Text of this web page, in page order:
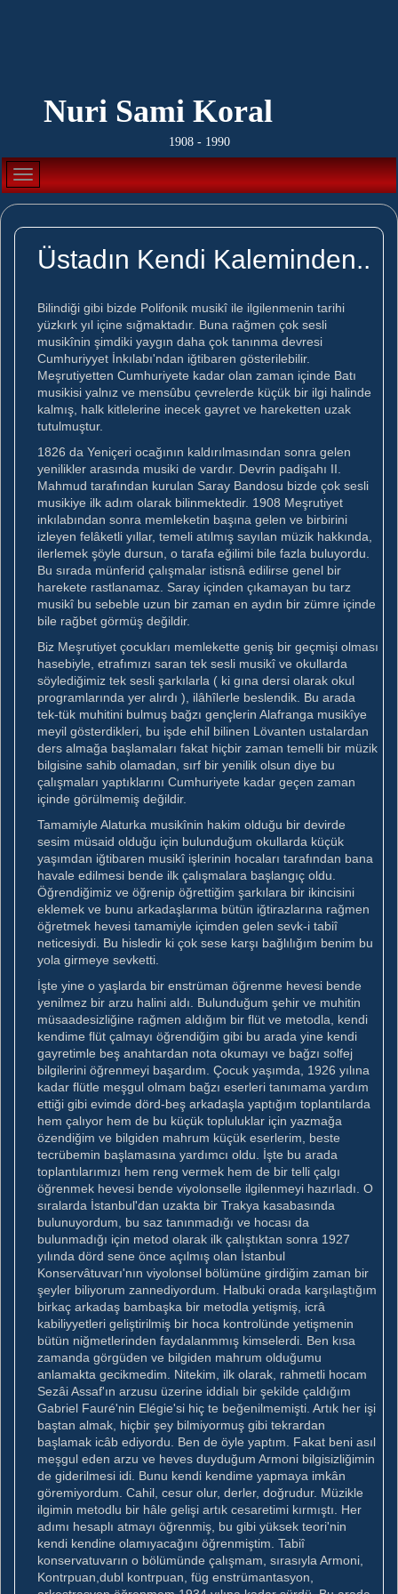
Nuri Sami Koral
1908 - 1990
Üstadın Kendi Kaleminden..
Bilindiği gibi bizde Polifonik musikî ile ilgilenmenin tarihi
yüzkırk yıl içine sığmaktadır. Buna rağmen çok sesli
musikînin şimdiki yaygın daha çok tanınma devresi
Cumhuriyyet İnkılabı'ndan iğtibaren gösterilebilir.
Meşrutiyetten Cumhuriyete kadar olan zaman içinde Batı
musikisi yalnız ve mensûbu çevrelerde küçük bir ilgi halinde
kalmış, halk kitlelerine inecek gayret ve hareketten uzak
tutulmuştur.
1826 da Yeniçeri ocağının kaldırılmasından sonra gelen
yenilikler arasında musiki de vardır. Devrin padişahı II.
Mahmud tarafından kurulan Saray Bandosu bizde çok sesli
musikiye ilk adım olarak bilinmektedir. 1908 Meşrutiyet
inkılabından sonra memleketin başına gelen ve birbirini
izleyen felâketli yıllar, temeli atılmış sayılan müzik hakkında,
ilerlemek şöyle dursun, o tarafa eğilimi bile fazla buluyordu.
Bu sırada münferid çalışmalar istisnâ edilirse genel bir
harekete rastlanamaz. Saray içinden çıkamayan bu tarz
musikî bu sebeble uzun bir zaman en aydın bir zümre içinde
bile rağbet görmüş değildir.
Biz Meşrutiyet çocukları memlekette geniş bir geçmişi olması
hasebiyle, etrafımızı saran tek sesli musikî ve okullarda
söylediğimiz tek sesli şarkılarla ( ki gına dersi olarak okul
programlarında yer alırdı ), ilâhîlerle beslendik. Bu arada
tek-tük muhitini bulmuş bağzı gençlerin Alafranga musikîye
meyil gösterdikleri, bu işde ehil bilinen Lövanten ustalardan
ders almağa başlamaları fakat hiçbir zaman temelli bir müzik
bilgisine sahib olamadan, sırf bir yenilik olsun diye bu
çalışmaları yaptıklarını Cumhuriyete kadar geçen zaman
içinde görülmemiş değildir.
Tamamiyle Alaturka musikînin hakim olduğu bir devirde
sesim müsaid olduğu için bulunduğum okullarda küçük
yaşımdan iğtibaren musikî işlerinin hocaları tarafından bana
havale edilmesi bende ilk çalışmalara başlangıç oldu.
Öğrendiğimiz ve öğrenip öğrettiğim şarkılara bir ikincisini
eklemek ve bunu arkadaşlarıma bütün iğtirazlarına rağmen
öğretmek hevesi tamamiyle içimden gelen sevk-i tabiî
neticesiydi. Bu hisledir ki çok sese karşı bağlılığım benim bu
yola girmeye sevketti.
İşte yine o yaşlarda bir enstrüman öğrenme hevesi bende
yenilmez bir arzu halini aldı. Bulunduğum şehir ve muhitin
müsaadesizliğine rağmen aldığım bir flüt ve metodla, kendi
kendime flüt çalmayı öğrendiğim gibi bu arada yine kendi
gayretimle beş anahtardan nota okumayı ve bağzı solfej
bilgilerini öğrenmeyi başardım. Çocuk yaşımda, 1926 yılına
kadar flütle meşgul olmam bağzı eserleri tanımama yardım
ettiği gibi evimde dörd-beş arkadaşla yaptığım toplantılarda
hem çalıyor hem de bu küçük topluluklar için yazmağa
özendiğim ve bilgiden mahrum küçük eserlerim, beste
tecrübemin başlamasına yardımcı oldu. İşte bu arada
toplantılarımızı hem reng vermek hem de bir telli çalgı
öğrenmek hevesi bende viyolonselle ilgilenmeyi hazırladı. O
sıralarda İstanbul'dan uzakta bir Trakya kasabasında
bulunuyordum, bu saz tanınmadığı ve hocası da
bulunmadığı için metod olarak ilk çalıştıktan sonra 1927
yılında dörd sene önce açılmış olan İstanbul
Konservâtuvarı'nın viyolonsel bölümüne girdiğim zaman bir
şeyler biliyorum zannediyordum. Halbuki orada karşılaştığım
birkaç arkadaş bambaşka bir metodla yetişmiş, icrâ
kabiliyyetleri geliştirilmiş bir hoca kontrolünde yetişmenin
bütün niğmetlerinden faydalanmmış kimselerdi. Ben kısa
zamanda görgüden ve bilgiden mahrum olduğumu
anlamakta gecikmedim. Nitekim, ilk olarak, rahmetli hocam
Sezâi Assaf'ın arzusu üzerine iddialı bir şekilde çaldığım
Gabriel Fauré'nin Elégie'si hiç te beğenilmemişti. Artık her işi
baştan almak, hiçbir şey bilmiyormuş gibi tekrardan
başlamak icâb ediyordu. Ben de öyle yaptım. Fakat beni asıl
meşgul eden arzu ve heves duyduğum Armoni bilgisizliğimin
de giderilmesi idi. Bunu kendi kendime yapmaya imkân
göremiyordum. Cahil, cesur olur, derler, doğrudur. Müzikle
ilgimin metodlu bir hâle gelişi artık cesaretimi kırmıştı. Her
adımı hesaplı atmayı öğrenmiş, bu gibi yüksek teori'nin
kendi kendine olamıyacağını öğrenmiştim. Tabiî
konservatuvarın o bölümünde çalışmam, sırasıyla Armoni,
Kontrpuan,dubl kontrpuan, füg enstrümantasyon,